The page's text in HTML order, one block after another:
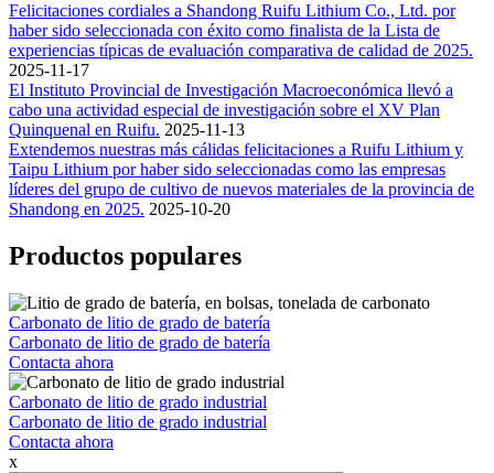
Felicitaciones cordiales a Shandong Ruifu Lithium Co., Ltd. por
haber sido seleccionada con éxito como finalista de la Lista de
experiencias típicas de evaluación comparativa de calidad de 2025.
2025-11-17
El Instituto Provincial de Investigación Macroeconómica llevó a
cabo una actividad especial de investigación sobre el XV Plan
Quinquenal en Ruifu. 2025-11-13
Extendemos nuestras más cálidas felicitaciones a Ruifu Lithium y
Taipu Lithium por haber sido seleccionadas como las empresas
líderes del grupo de cultivo de nuevos materiales de la provincia de
Shandong en 2025. 2025-10-20
Productos populares
Carbonato de litio de grado de batería
Carbonato de litio de grado de batería
Contacta ahora
Carbonato de litio de grado industrial
Carbonato de litio de grado industrial
Contacta ahora
x